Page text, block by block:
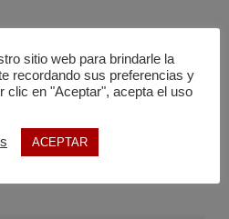
sitio web para brindarle la
recordando sus preferencias y
clic en "Aceptar", acepta el uso
ACEPTAR